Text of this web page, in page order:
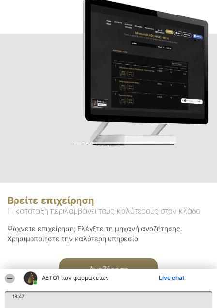
ΑΕΤΟΊ των φαρμακείων Live chat
18:47
Βρείτε επιχείρηση
Η κατάταξη περιλαμβάνει τους καλύτερους στον κλάδο
Ψάχνετε επιχείρηση; Ελέγξτε τη μηχανή αναζήτησης.
Χρησιμοποιήστε την καλύτερη υπηρεσία
Αναζήτηση